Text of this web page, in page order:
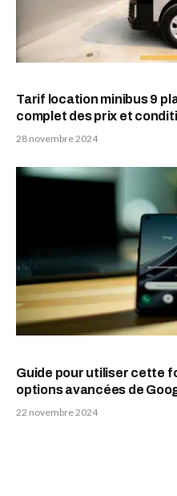
Tarif location minibus 9
complet des prix et
28 novembre 2024
Guide pour utiliser cette
options avancées de
22 novembre 2024